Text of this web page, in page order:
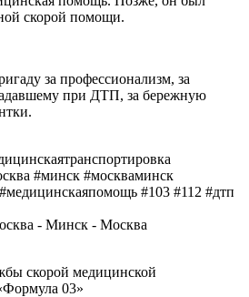
скорой помощи.
за профессионализм, за
при ДТП, за бережную
#минск #москваминск
#103 #112 #дтп
скорой медицинской
03»